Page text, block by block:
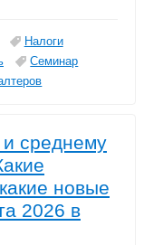
Налоги
Семинар
среднему
новые
2026 в